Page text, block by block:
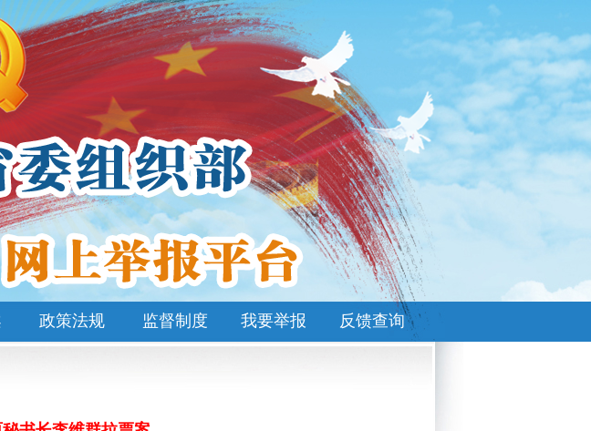
政策法规 监督制度 我要举报 反馈查询